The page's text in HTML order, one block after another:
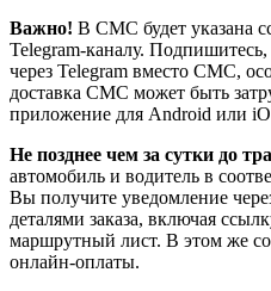
Важно! В СМС будет указана
Telegram-каналу.
через Telegram вместо СМС,
доставка СМС может быть
приложение для Android или
Не позднее чем за сутки до
автомобиль и водитель в
Вы получите уведомление
деталями заказа, включая
маршрутный лист. В этом же
онлайн-оплаты.